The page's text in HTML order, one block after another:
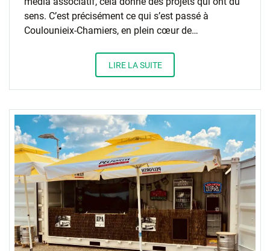
sens. C’est précisément ce qui s’est passé à
Coulounieix-Chamiers, en plein cœur de…
LIRE LA SUITE